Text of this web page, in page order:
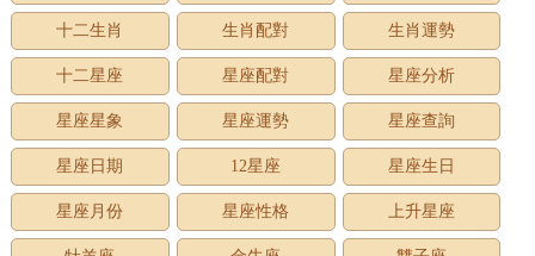
十二生肖 生肖配對 生肖運勢
十二星座 星座配對 星座分析
星座星象 星座運勢 星座查詢
星座日期 12星座 星座生日
星座月份 星座性格 上升星座